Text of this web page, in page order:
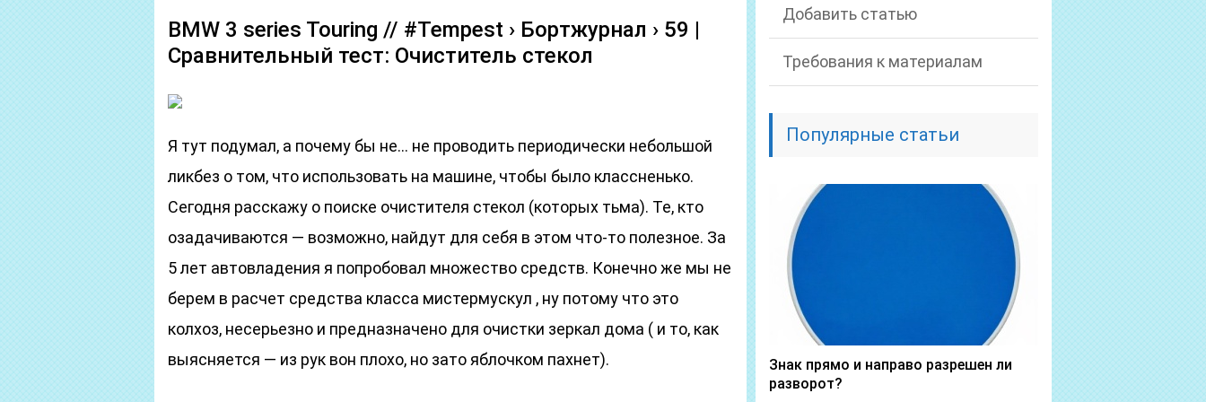
BMW 3 series Touring // #Tempest › Бортжурнал › 59 |
Сравнительный тест: Очиститель стекол
Я тут подумал, а почему бы не… не проводить периодически небольшой
ликбез о том, что использовать на машине, чтобы было классненько.
Сегодня расскажу о поиске очистителя стекол (которых тьма). Те, кто
озадачиваются — возможно, найдут для себя в этом что-то полезное. За
5 лет автовладения я попробовал множество средств. Конечно же мы не
берем в расчет средства класса мистермускул , ну потому что это
колхоз, несерьезно и предназначено для очистки зеркал дома ( и то, как
выясняется — из рук вон плохо, но зато яблочком пахнет).
Добавить статью
Требования к материалам
Популярные статьи
Знак прямо и направо разрешен ли
разворот?